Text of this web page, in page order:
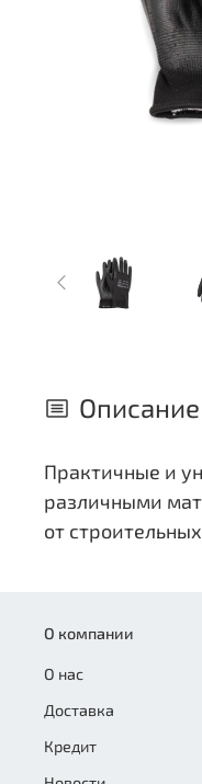
Описание
Практичные и
различными
от
О компании
О нас
Доставка
Кредит